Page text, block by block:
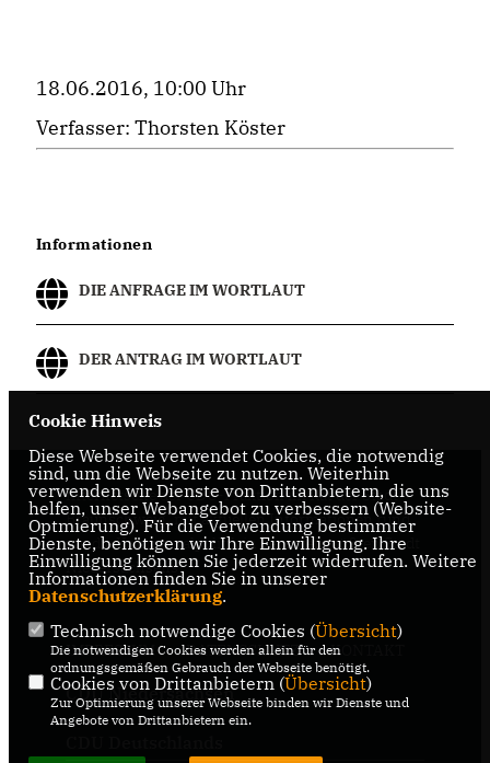
18.06.2016, 10:00 Uhr
Verfasser: Thorsten Köster
Informationen
DIE ANFRAGE IM WORTLAUT
DER ANTRAG IM WORTLAUT
Internetseite der CDU-Fraktion im Rat der Stadt
Braunschweig, mit aktuellen Informationen rund
um die Kommunalpolitik in der zweitgrößten Stadt
Niedersachsens.
IMPRESSUM DATENSCHUTZ KONTAKT
CDU Niedersachsen
Cookie Hinweis
Diese Webseite verwendet Cookies, die notwendig
sind, um die Webseite zu nutzen. Weiterhin
verwenden wir Dienste von Drittanbietern, die uns
helfen, unser Webangebot zu verbessern (Website-
Optmierung). Für die Verwendung bestimmter
Dienste, benötigen wir Ihre Einwilligung. Ihre
Einwilligung können Sie jederzeit widerrufen. Weitere
Informationen finden Sie in unserer
Datenschutzerklärung.
Technisch notwendige Cookies (Übersicht)
Die notwendigen Cookies werden allein für den
ordnungsgemäßen Gebrauch der Webseite benötigt.
Cookies von Drittanbietern (Übersicht)
Zur Optimierung unserer Webseite binden wir Dienste und
Angebote von Drittanbietern ein.